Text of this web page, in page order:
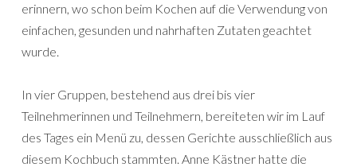
erinnern, wo schon beim Kochen auf die Verwendung von
einfachen, gesunden und nahrhaften Zutaten geachtet
wurde.
In vier Gruppen, bestehend aus drei bis vier
Teilnehmerinnen und Teilnehmern, bereiteten wir im Lauf
des Tages ein Menü zu, dessen Gerichte ausschließlich aus
diesem Kochbuch stammten. Anne Kästner hatte die